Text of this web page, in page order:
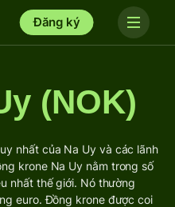
Đăng ký
(NOK)
nhất của Na Uy và các lãnh
krone Na Uy nằm trong số
nhất thế giới. Nó thường
euro. Đồng krone được coi